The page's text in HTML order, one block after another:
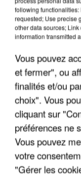
UN SECOND
INTERPELLÉ EN
following
requested; Use precise
other data sources;
information transmitted
Vous pouvez
et fermer", ou
finalités et/ou
choix". Vous
cliquant sur
préférences ne
Vous pouvez
votre
"Gérer les